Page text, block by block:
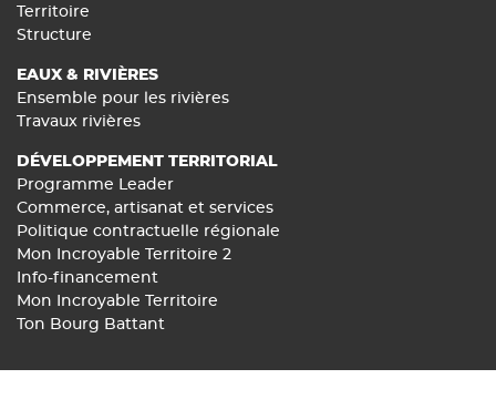
Territoire
Structure
EAUX & RIVIÈRES
Ensemble pour les rivières
Travaux rivières
DÉVELOPPEMENT TERRITORIAL
Programme Leader
Commerce, artisanat et services
Politique contractuelle régionale
Mon Incroyable Territoire 2
Info-financement
Mon Incroyable Territoire
Ton Bourg Battant